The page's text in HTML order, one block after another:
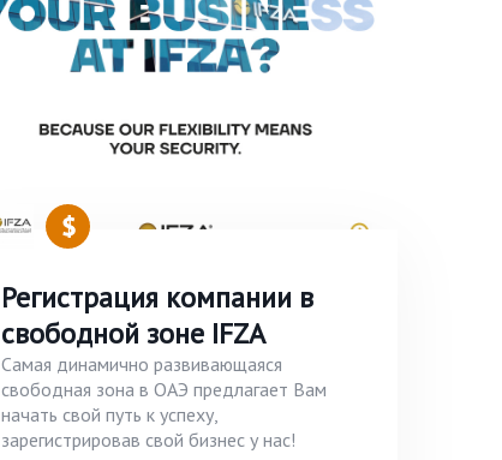
Регистрация компании в
свободной зоне IFZA
Самая динамично развивающаяся
свободная зона в ОАЭ предлагает Вам
начать свой путь к успеху,
зарегистрировав свой бизнес у нас!